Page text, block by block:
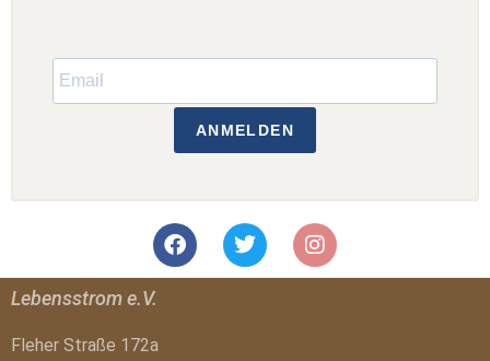
ANMELDEN
Lebensstrom e.V.
Fleher Straße 172a